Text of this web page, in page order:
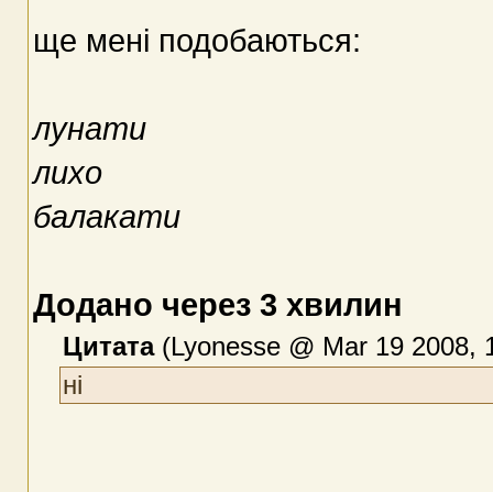
ще менi подобаються:
лунати
лихо
балакати
Додано через 3 хвилин
Цитата(Lyonesse @ Mar 19 2008,
ні